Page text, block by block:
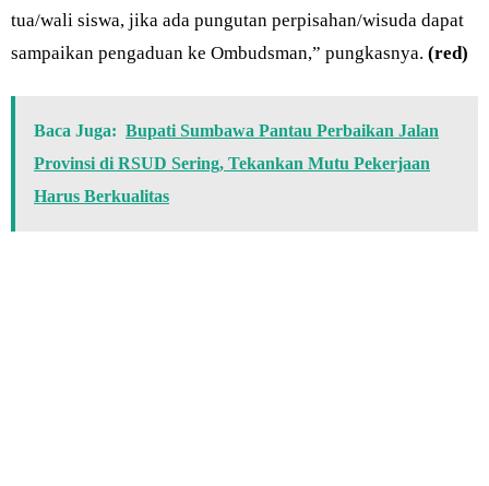
tua/wali siswa, jika ada pungutan perpisahan/wisuda dapat
sampaikan pengaduan ke Ombudsman,” pungkasnya. (red)
Baca Juga: Bupati Sumbawa Pantau Perbaikan Jalan
Provinsi di RSUD Sering, Tekankan Mutu Pekerjaan
Harus Berkualitas